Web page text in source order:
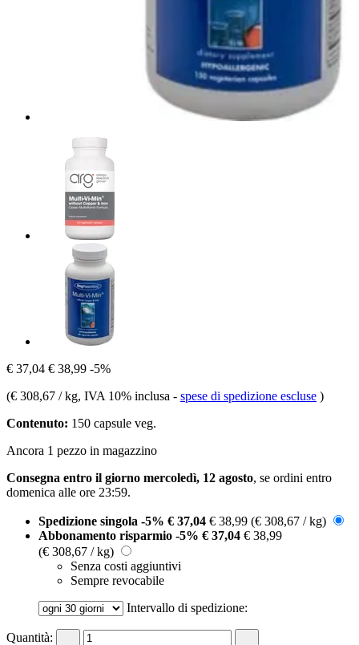
€ 37,04 € 38,99 -5%
(€ 308,67 / kg, IVA 10% inclusa - spese di spedizione escluse )
Contenuto: 150 capsule veg.
Ancora 1 pezzo in magazzino
Consegna entro il giorno mercoledì, 12 agosto, se ordini entro
domenica alle ore 23:59.
Spedizione singola -5% € 37,04 € 38,99 (€ 308,67 / kg)
Abbonamento risparmio -5% € 37,04 € 38,99
(€ 308,67 / kg)
Senza costi aggiuntivi
Sempre revocabile
Intervallo di spedizione:
Quantità: